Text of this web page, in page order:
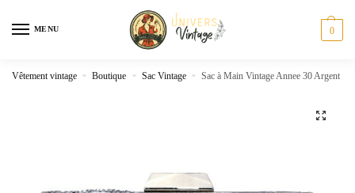
MENU 0
Vêtement vintage » Boutique » Sac Vintage » Sac à Main Vintage Annee 30 Argent
🔍